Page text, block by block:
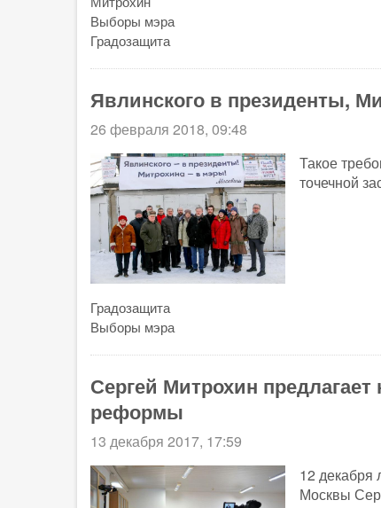
Выборы мэра
Градозащита
Явлинского в президенты,
26 февраля 2018, 09:48
Такое
точечной
Градозащита
Выборы мэра
Сергей Митрохин
реформы
13 декабря 2017, 17:59
12 декабря
Москвы